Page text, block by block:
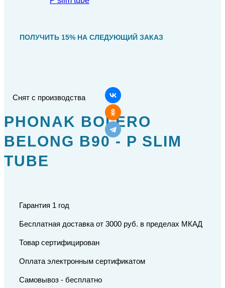
ПОЛУЧИТЬ 15% НА СЛЕДУЮЩИЙ ЗАКАЗ
Снят с производства
PHONAK BOLERO
BELONG B90 - P SLIM
TUBE
Гарантия 1 год
Бесплатная доставка от 3000 руб. в пределах МКАД
Товар сертифицирован
Оплата электронным сертификатом
Самовывоз - бесплатно